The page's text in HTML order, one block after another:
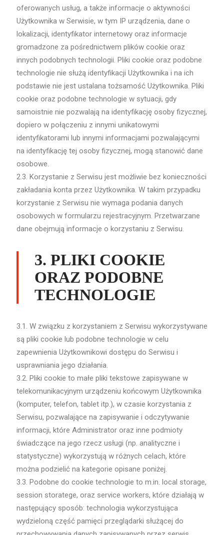
oferowanych usług, a także informacje o aktywności
Użytkownika w Serwisie, w tym IP urządzenia, dane o
lokalizacji, identyfikator internetowy oraz informacje
gromadzone za pośrednictwem plików cookie oraz
innych podobnych technologii. Pliki cookie oraz podobne
technologie nie służą identyfikacji Użytkownika i na ich
podstawie nie jest ustalana tożsamość Użytkownika. Pliki
cookie oraz podobne technologie w sytuacji, gdy
samoistnie nie pozwalają na identyfikację osoby fizycznej,
dopiero w połączeniu z innymi unikatowymi
identyfikatorami lub innymi informacjami pozwalającymi
na identyfikację tej osoby fizycznej, mogą stanowić dane
osobowe.
2.3. Korzystanie z Serwisu jest możliwie bez konieczności
zakładania konta przez Użytkownika. W takim przypadku
korzystanie z Serwisu nie wymaga podania danych
osobowych w formularzu rejestracyjnym. Przetwarzane
dane obejmują informacje o korzystaniu z Serwisu.
3. PLIKI COOKIE
ORAZ PODOBNE
TECHNOLOGIE
3.1. W związku z korzystaniem z Serwisu wykorzystywane
są pliki cookie lub podobne technologie w celu
zapewnienia Użytkownikowi dostępu do Serwisu i
usprawniania jego działania.
3.2. Pliki cookie to małe pliki tekstowe zapisywane w
telekomunikacyjnym urządzeniu końcowym Użytkownika
(komputer, telefon, tablet itp.), w czasie korzystania z
Serwisu, pozwalające na zapisywanie i odczytywanie
informacji, które Administrator oraz inne podmioty
świadczące na jego rzecz usługi (np. analityczne i
statystyczne) wykorzystują w różnych celach, które
można podzielić na kategorie opisane poniżej.
3.3. Podobne do cookie technologie to m.in. local storage,
session storatege, oraz service workers, które działają w
następujący sposób: technologia wykorzystująca
wydzieloną część pamięci przeglądarki służącej do